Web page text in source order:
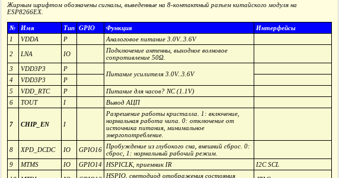
Жирным шрифтом обозначены сигналы, выведенные на 8-контактный разъем китайского модуля на
ESP8266EX.
№ Имя Тип GPIO Функция
Интерфейсы
1
VDDA P Аналоговое питание 3.0V..3.6V
2 LNA IO
Подключение антенны, выходное волновое
сопротивление 50Ω.
3
VDD3P3 P
Питание усилителя 3.0V..3.6V
4
VDD3P3
P
5
VDD_RTC P
Питание для часов? NC (1.1V)
6
TOUT I Вывод АЦП
7 CHIP_EN I
Разрешение работы кристалла. 1: включение,
нормальная работа чипа. 0: отключение от
источника питания, минимальное
энергопотребление.
8 XPD_DCDC IO GPIO16
Пробуждение из глубокого сна, внешний сброс. 0:
сброс, 1: нормальный рабочий режим.
9
MTMS IO GPIO14 HSPICLK, приемник IR I2C SCL
HSPIQ, светодиод отображения состояния